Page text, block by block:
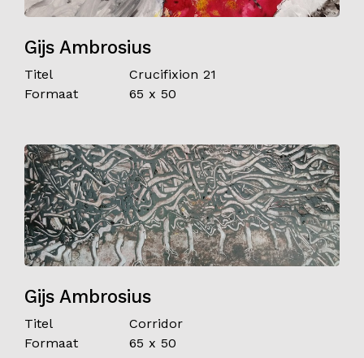
Gijs Ambrosius
Titel
Crucifixion 21
Formaat
65 x 50
Gijs Ambrosius
Titel
Corridor
Formaat
65 x 50